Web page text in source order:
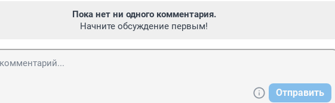
Пока нет ни одного комментария.
Начните обсуждение первым!
Отправить